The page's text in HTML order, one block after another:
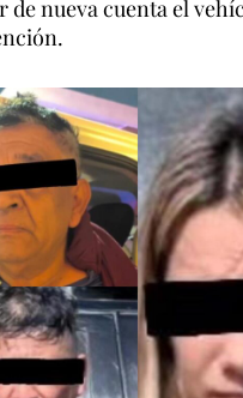
de nueva cuenta el